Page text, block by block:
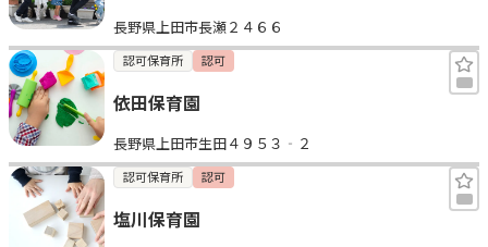
長野県上田市長瀬２４６６
認可保育所 認可
依田保育園
長野県上田市生田４９５３‐２
認可保育所 認可
塩川保育園